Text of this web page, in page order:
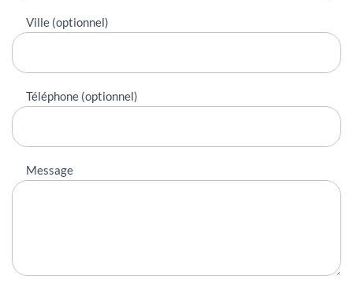
Ville (optionnel)
Téléphone (optionnel)
Message